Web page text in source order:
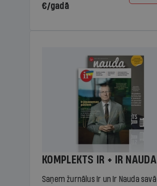
€/gadā
KOMPLEKTS IR + IR NAUDA
Saņem žurnālus Ir un Ir Nauda savā